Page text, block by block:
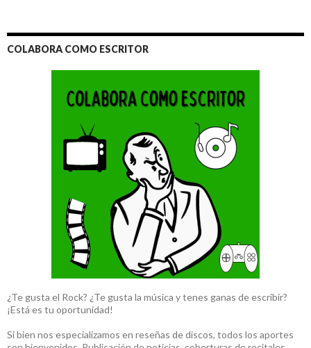
COLABORA COMO ESCRITOR
¿Te gusta el Rock? ¿Te gusta la música y tenes ganas de escribir?
¡Está es tu oportunidad!
Si bien nos especializamos en reseñas de discos, todos los aportes